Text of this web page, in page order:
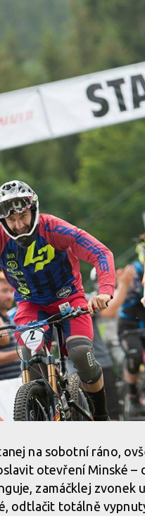
na sobotní ráno,
otevření Minské
zamáčklej zvonek
odtlačit totálně